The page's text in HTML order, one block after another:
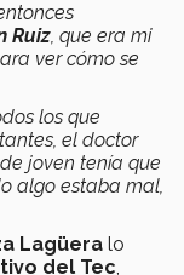
Ruiz, que era mi
ver cómo se
los que
el doctor
joven tenía que
algo estaba mal,
Lagüera lo
del Tec,